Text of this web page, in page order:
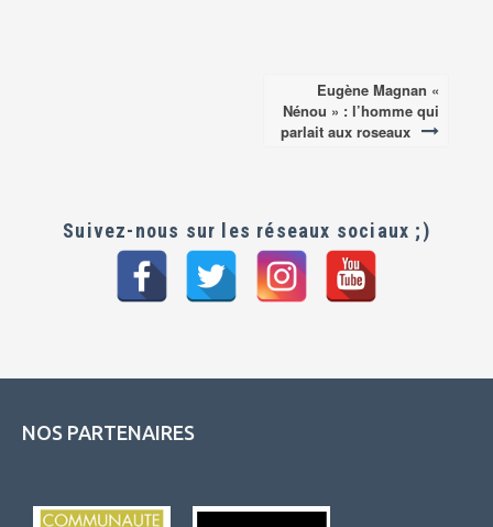
Eugène Magnan «
Nénou » : l’homme qui
parlait aux roseaux
Suivez-nous sur les réseaux sociaux ;)
NOS PARTENAIRES